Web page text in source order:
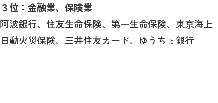
３位：金融業、保険業
阿波銀行、住友生命保険、第一生命保険、東京海上
日動火災保険、三井住友カード、ゆうちょ銀行